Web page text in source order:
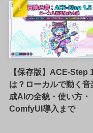
【保存版】ACE-Step
は？ローカルで動く音
成AIの全貌・使い方・
ComfyUI導入まで